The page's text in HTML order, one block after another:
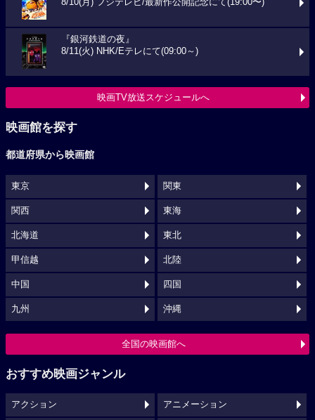
『銀河鉄道の夜』
8/11(火) NHK/Eテレにて(09:00～)
映画TV放送スケジュールへ
映画館を探す
都道府県から映画館
東京 関東
関西 東海
北海道 東北
甲信越 北陸
中国 四国
九州 沖縄
全国の映画館へ
おすすめ映画ジャンル
アクション アニメーション